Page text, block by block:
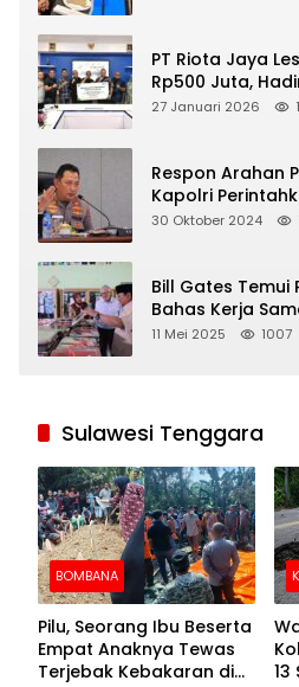
PT Riota Jaya
Rp500 Juta,
Korban Bencana
27 Januari 2026
Respon Arahan
Kapolri
Tegas Pelaku
30 Oktober 2024
Bill Gates Temui
Bahas Kerja
Program Makan
11 Mei 2025 1007
Sulawesi Tenggara
BOMBANA
Pilu, Seorang Ibu Beserta
Empat Anaknya Tewas
Terjebak Kebakaran di
13